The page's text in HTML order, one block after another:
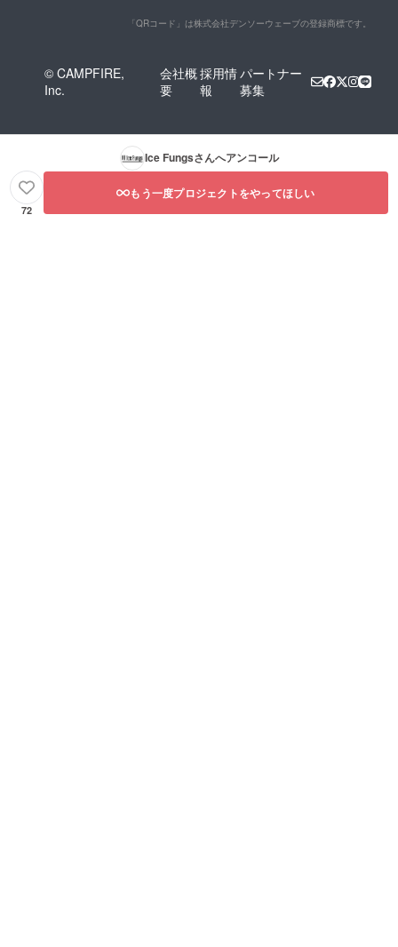
「QRコード」は株式会社デンソーウェーブの登録商標です。
© CAMPFIRE,
Inc.
会社概
要
採用情
報
パートナー
募集
Ice Fungsさんへアンコール
72
もう一度プロジェクトをやってほしい